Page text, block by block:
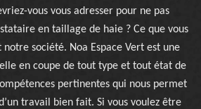
vous vous adresser pour ne pas
en taillage de haie ? Ce que vous
notre société. Noa Espace Vert est une
en coupe de tout type et tout état de
pertinentes qui nous permet
travail bien fait. Si vous voulez être